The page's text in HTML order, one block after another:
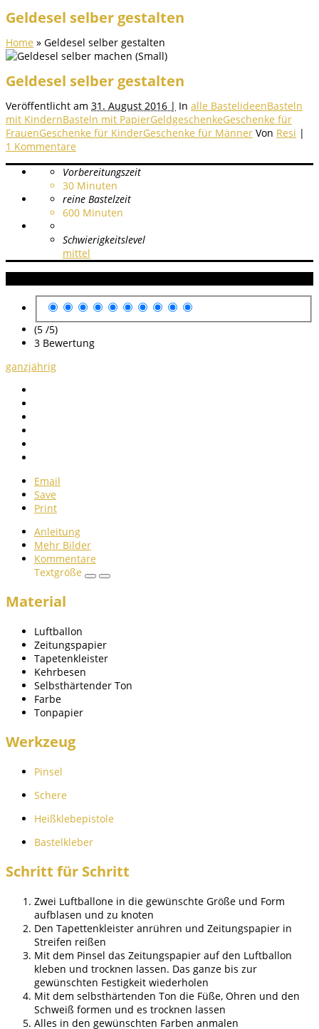
Geldesel selber gestalten
Home » Geldesel selber gestalten
Geldesel selber gestalten
Veröffentlicht am 31. August 2016 | In alle BastelideenBasteln
mit KindernBasteln mit PapierGeldgeschenkeGeschenke für
FrauenGeschenke für KinderGeschenke für Männer Von Resi |
1 Kommentare
Vorbereitungszeit
30 Minuten
reine Bastelzeit
600 Minuten
Schwierigkeitslevel
mittel
(5 /5)
3 Bewertung
ganzjährig
Email
Save
Print
Anleitung
Mehr Bilder
Kommentare
Textgröße
Material
Luftballon
Zeitungspapier
Tapetenkleister
Kehrbesen
Selbsthärtender Ton
Farbe
Tonpapier
Werkzeug
Pinsel
Schere
Heißklebepistole
Bastelkleber
Schritt für Schritt
Zwei Luftballone in die gewünschte Größe und Form
aufblasen und zu knoten
Den Tapettenkleister anrühren und Zeitungspapier in
Streifen reißen
Mit dem Pinsel das Zeitungspapier auf den Luftballon
kleben und trocknen lassen. Das ganze bis zur
gewünschten Festigkeit wiederholen
Mit dem selbsthärtenden Ton die Füße, Ohren und den
Schweiß formen und es trocknen lassen
Alles in den gewünschten Farben anmalen